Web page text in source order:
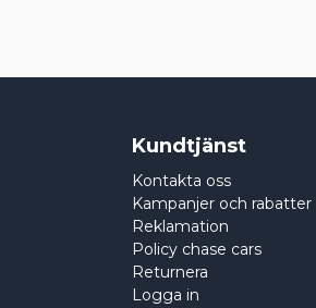
Kundtjänst
Kontakta oss
Kampanjer och rabatter
Reklamation
Policy chase cars
Returnera
Logga in